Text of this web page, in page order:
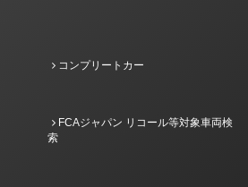
コンプリートカー
FCAジャパン リコール等対象車両検
索